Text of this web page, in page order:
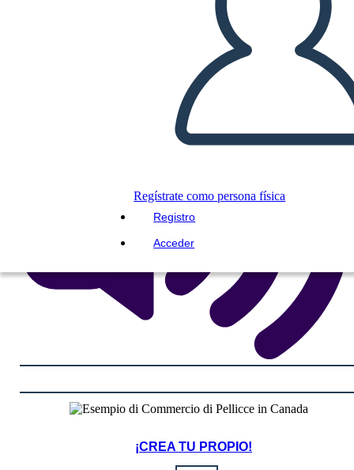
Regístrate como persona física
Registro
Acceder
JUEGO DE DIAPOSITIVAS
LEERME
¡CREA TU PROPIO!